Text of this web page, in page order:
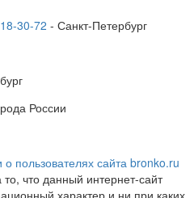
30-72 - Санкт-Петербург
России
пользователях сайта bronko.ru
что данный интернет-сайт